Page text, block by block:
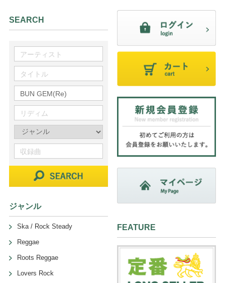
SEARCH
ジャンル
Ska / Rock Steady
Reggae
Roots Reggae
Lovers Rock
FEATURE